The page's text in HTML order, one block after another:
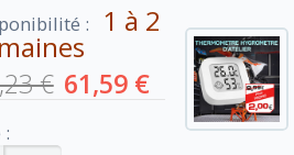
: 1 à 2
€ 61,59 €